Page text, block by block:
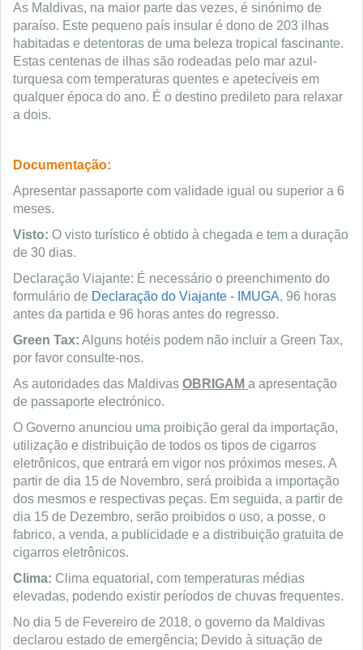
As Maldivas, na maior parte das vezes, é sinónimo de
paraíso. Este pequeno país insular é dono de 203 ilhas
habitadas e detentoras de uma beleza tropical fascinante.
Estas centenas de ilhas são rodeadas pelo mar azul-
turquesa com temperaturas quentes e apetecíveis em
qualquer época do ano. É o destino predileto para relaxar
a dois.
Documentação:
Apresentar passaporte com validade igual ou superior a 6
meses.
Visto: O visto turístico é obtido à chegada e tem a duração
de 30 dias.
Declaração Viajante: É necessário o preenchimento do
formulário de Declaração do Viajante - IMUGA, 96 horas
antes da partida e 96 horas antes do regresso.
Green Tax: Alguns hotéis podem não incluir a Green Tax,
por favor consulte-nos.
As autoridades das Maldivas OBRIGAM a apresentação
de passaporte electrónico.
O Governo anunciou uma proibição geral da importação,
utilização e distribuição de todos os tipos de cigarros
eletrônicos, que entrará em vigor nos próximos meses. A
partir de dia 15 de Novembro, será proibida a importação
dos mesmos e respectivas peças. Em seguida, a partir de
dia 15 de Dezembro, serão proibidos o uso, a posse, o
fabrico, a venda, a publicidade e a distribuição gratuita de
cigarros eletrônicos.
Clima: Clima equatorial, com temperaturas médias
elevadas, podendo existir períodos de chuvas frequentes.
No dia 5 de Fevereiro de 2018, o governo da Maldivas
declarou estado de emergência; Devido à situação de